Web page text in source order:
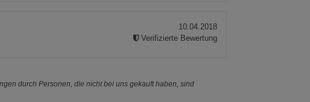
10.04.2018
Verifizierte Bewertung
durch Personen, die nicht bei uns gekauft haben, sind